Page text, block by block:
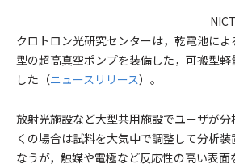
クロトロン光研究センターは，乾電池に
型の超高真空ポンプを装備した，可搬型
した（ニュースリリース）。
放射光施設など大型共用施設でユーザが
くの場合は試料を大気中で調整して分析
なうが，触媒や電極など反応性の高い表